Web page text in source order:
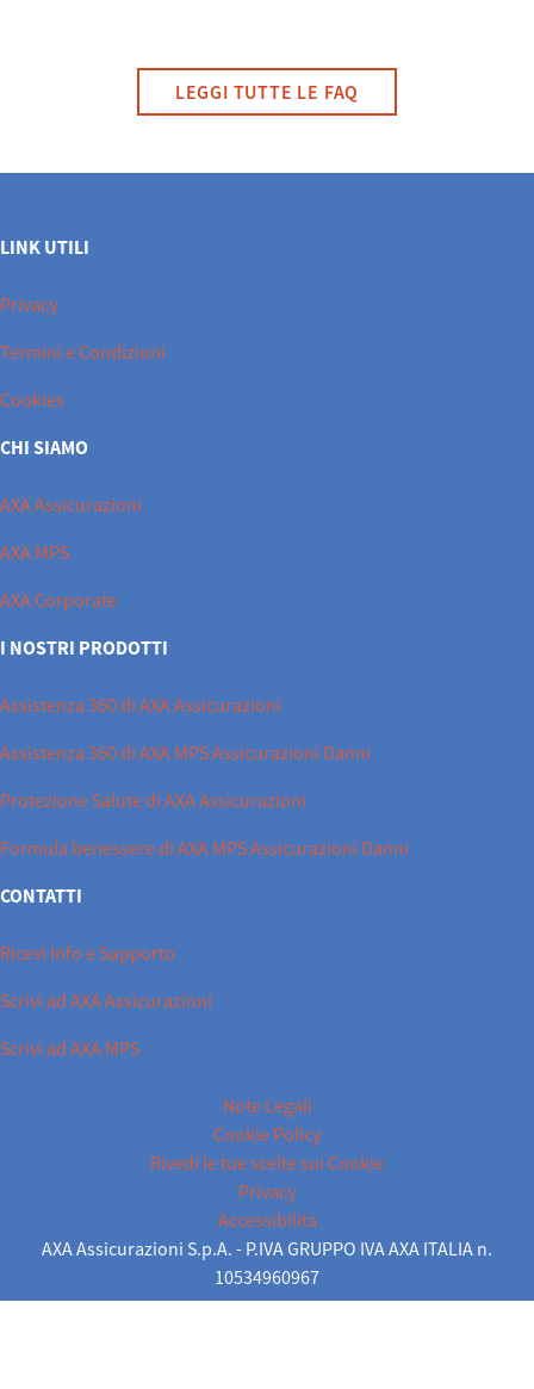
LEGGI TUTTE LE FAQ
LINK UTILI
Privacy
Termini e Condizioni
Cookies
CHI SIAMO
AXA Assicurazioni
AXA MPS
AXA Corporate
I NOSTRI PRODOTTI
Assistenza 360 di AXA Assicurazioni
Assistenza 360 di AXA MPS Assicurazioni Danni
Protezione Salute di AXA Assicurazioni
Formula benessere di AXA MPS Assicurazioni Danni
CONTATTI
Ricevi Info e Supporto
Scrivi ad AXA Assicurazioni
Scrivi ad AXA MPS
Note Legali
Cookie Policy
Rivedi le tue scelte sui Cookie
Privacy
Accessibilità
AXA Assicurazioni S.p.A. - P.IVA GRUPPO IVA AXA ITALIA n.
10534960967